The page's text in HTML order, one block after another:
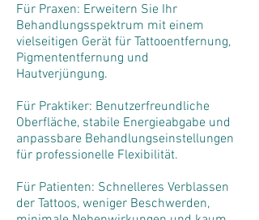
Für Praxen: Erweitern Sie Ihr
Behandlungsspektrum mit einem
vielseitigen Gerät für Tattooentfernung,
Pigmententfernung und
Hautverjüngung.
Für Praktiker: Benutzerfreundliche
Oberfläche, stabile Energieabgabe und
anpassbare Behandlungseinstellungen
für professionelle Flexibilität.
Für Patienten: Schnelleres Verblassen
der Tattoos, weniger Beschwerden,